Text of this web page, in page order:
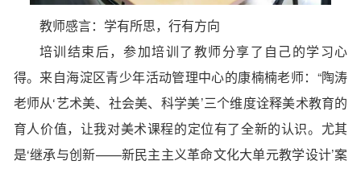
教师感言：学有所思，行有方向
培训结束后，参加培训了教师分享了自己的学习心
得。来自海淀区青少年活动管理中心的康楠楠老师：“陶涛
老师从‘艺术美、社会美、科学美’三个维度诠释美术教育的
育人价值，让我对美术课程的定位有了全新的认识。尤其
是‘继承与创新——新民主主义革命文化大单元教学设计’案